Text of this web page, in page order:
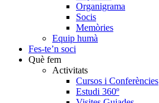
Organigrama
Socis
Memòries
Equip humà
Fes-te’n soci
Què fem
Activitats
Cursos i Conferències
Estudi 360º